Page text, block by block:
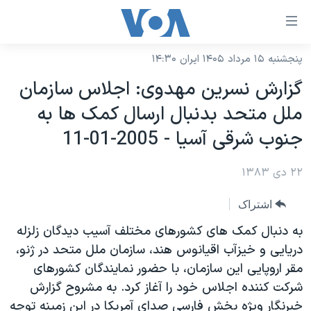
لینکهای
دسترسی
جهش
محتوای
اصلی
صفحه
جهش
به
جستجو
نسخه سبک وب‌سایت
موضوع ها
ایران
آمریکا
جهان
ورزشی
گزیده‌ها
ویژه برنامه‌ها
ویدیوها
برنامه های تلویزیونی
جدول برنامه ها
صفحه‌های ویژه
جام جهانی ۲۰۲۶
عملیات خشم حماسی
۲۵۰سالگی آمریکا
بایگانی برنامه‌های تلویزیونی
فرکانس‌های صدای آمریکا
پخش رادیویی
یادگیری زبان انگلیسی
پنجشنبه ۱۵ مرداد ۱۴۰۵ ایران ۱۴:۳۰
گزارش نسرين مهدوی: اجلاس سازمان
ملل متحد بدنبال ارسال کمک ها به
جنوب شرقی آسيا - 2005-01-11
۲۲ دی ۱۳۸۳
اشتراک
به دنبال کمک های کشورهای مختلف آسيب ديدگان زلزله
دريايی و خيزآب اقيانوس هند، سازمان ملل متحد در ژنو،
مقر اروپايی اين سازمان، با حضور نمايندگان کشورهای
شرکت کننده اجلاس خود را آغاز کرد. به مشروح گزارش
خبرنگار ويژه بخش فارسی صدای آمريکا در اين زمينه توجه